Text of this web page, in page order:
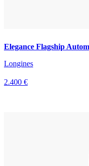
Elegance Flagship
Longines
2.400 €